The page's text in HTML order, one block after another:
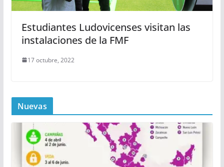
Estudiantes Ludovicenses visitan las
instalaciones de la FMF
17 octubre, 2022
Nuevas